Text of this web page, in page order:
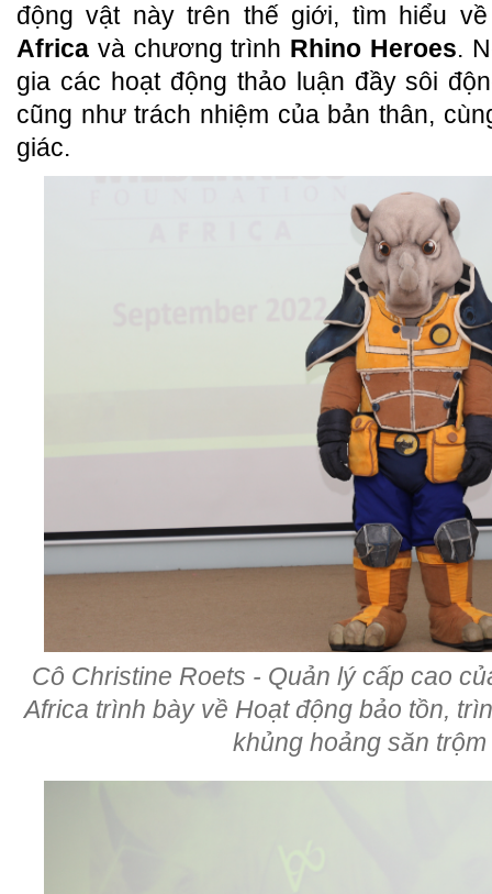
động vật này trên thế giới, tìm hiểu
Africa và chương trình Rhino Heroes.
gia các hoạt động thảo luận đầy sôi
cũng như trách nhiệm của bản thân,
giác.
Cô Christine Roets - Quản lý cấp cao
Africa trình bày về Hoạt động bảo tồn,
khủng hoảng săn